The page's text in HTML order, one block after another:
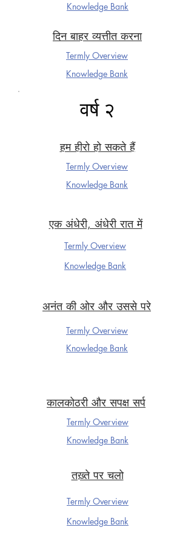
वर्ष २
हम हीरो हो सकते हैं
Termly Overview
Knowledge Bank
एक अंधेरी, अंधेरी रात में
Termly Overview
Knowledge Bank
अनंत की ओर और उससे परे
Termly Overview
Knowledge Bank
कालकोठरी और सपक्ष सर्प
Termly Overview
Knowledge Bank
तख़्ते पर चलो
Termly Overview
Knowledge Bank
Knowledge Bank
दिन बाहर व्यत्तीत करना
Termly Overview
Knowledge Bank